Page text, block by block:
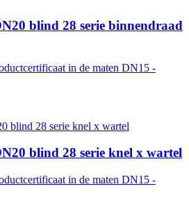
blind 28 serie binnendraad
in de maten DN15 -
blind 28 serie knel x wartel
in de maten DN15 -